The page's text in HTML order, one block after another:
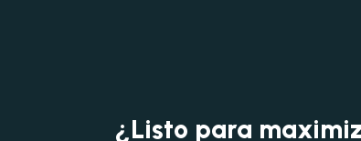
¿Listo para